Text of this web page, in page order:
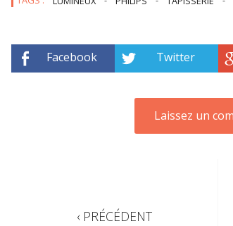
Facebook Twitter
‹ PRÉCÉDENT